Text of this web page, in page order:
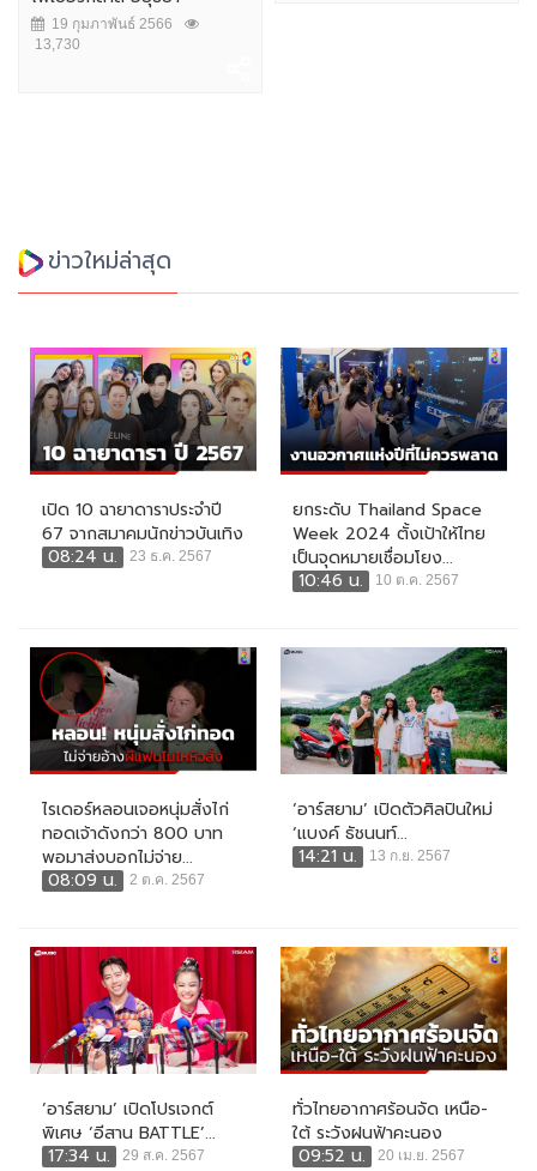
19 กุมภาพันธ์ 2566
13,730
ข่าวใหม่ล่าสุด
เปิด 10 ฉายาดาราประจำปี
67 จากสมาคมนักข่าวบันเทิง
08:24 น.
23 ธ.ค. 2567
ยกระดับ Thailand Space
Week 2024 ตั้งเป้าให้ไทย
เป็นจุดหมายเชื่อมโยง...
10:46 น.
10 ต.ค. 2567
ไรเดอร์หลอนเจอหนุ่มสั่งไก่
ทอดเจ้าดังกว่า 800 บาท
พอมาส่งบอกไม่จ่าย...
08:09 น.
2 ต.ค. 2567
‘อาร์สยาม’ เปิดตัวศิลปินใหม่
‘แบงค์ ธัชนนท์...
14:21 น.
13 ก.ย. 2567
‘อาร์สยาม’ เปิดโปรเจกต์
พิเศษ ‘อีสาน BATTLE’...
17:34 น.
29 ส.ค. 2567
ทั่วไทยอากาศร้อนจัด เหนือ-
ใต้ ระวังฝนฟ้าคะนอง
09:52 น.
20 เม.ย. 2567